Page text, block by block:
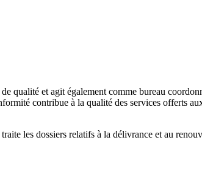
qualité et agit également comme bureau
contribue à la qualité des services offerts
les dossiers relatifs à la délivrance et au